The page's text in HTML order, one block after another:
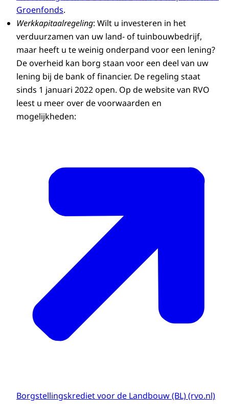
Groenfonds.
Werkkapitaalregeling: Wilt u investeren in het
verduurzamen van uw land- of tuinbouwbedrijf,
maar heeft u te weinig onderpand voor een lening?
De overheid kan borg staan voor een deel van uw
lening bij de bank of financier. De regeling staat
sinds 1 januari 2022 open. Op de website van RVO
leest u meer over de voorwaarden en
mogelijkheden:
Borgstellingskrediet voor de Landbouw (BL) (rvo.nl)